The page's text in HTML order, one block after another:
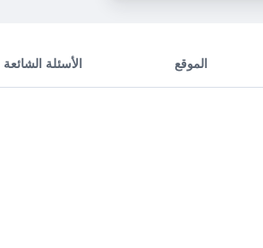
الموقع الأسئلة الشائعة